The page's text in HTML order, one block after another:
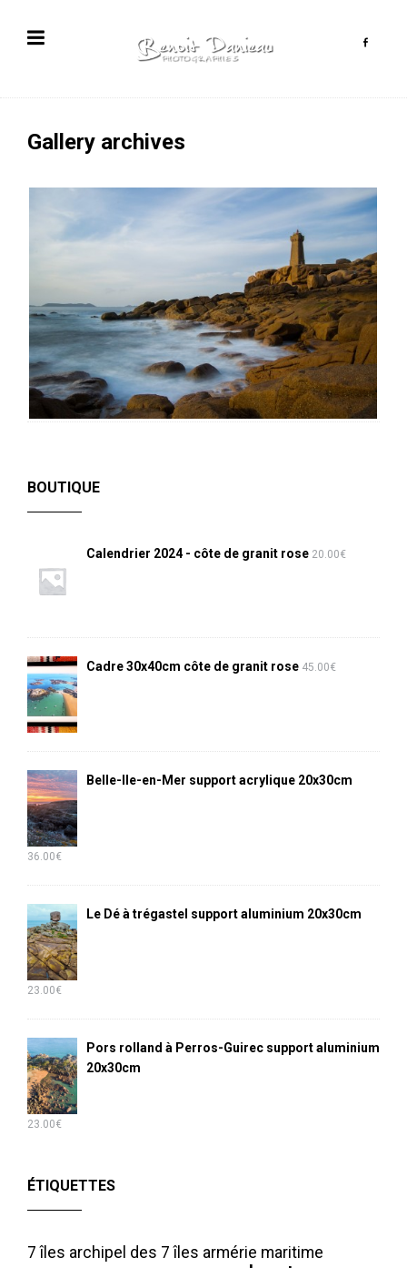
Gallery archives
BOUTIQUE
Calendrier 2024 - côte de granit rose 20.00€
Cadre 30x40cm côte de granit rose 45.00€
Belle-Ile-en-Mer support acrylique 20x30cm
36.00€
Le Dé à trégastel support aluminium 20x30cm
23.00€
Pors rolland à Perros-Guirec support aluminium
20x30cm
23.00€
ÉTIQUETTES
7 îles archipel des 7 îles armérie maritime